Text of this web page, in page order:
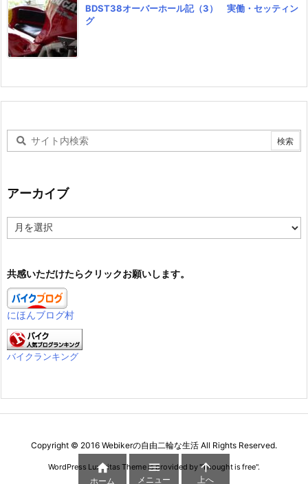
BDST38オーバーホール記（3） 実働・セッティン
グ
アーカイブ
ー
ブ
共感いただけたらクリックお願いします。
にほんブログ村
バイクランキング
Copyright © 2016 Webikerの自由二輪な生活 All Rights Reserved.
WordPress Luxeritas Theme is provided by "Thought is free".

ホーム

メニュー

上へ